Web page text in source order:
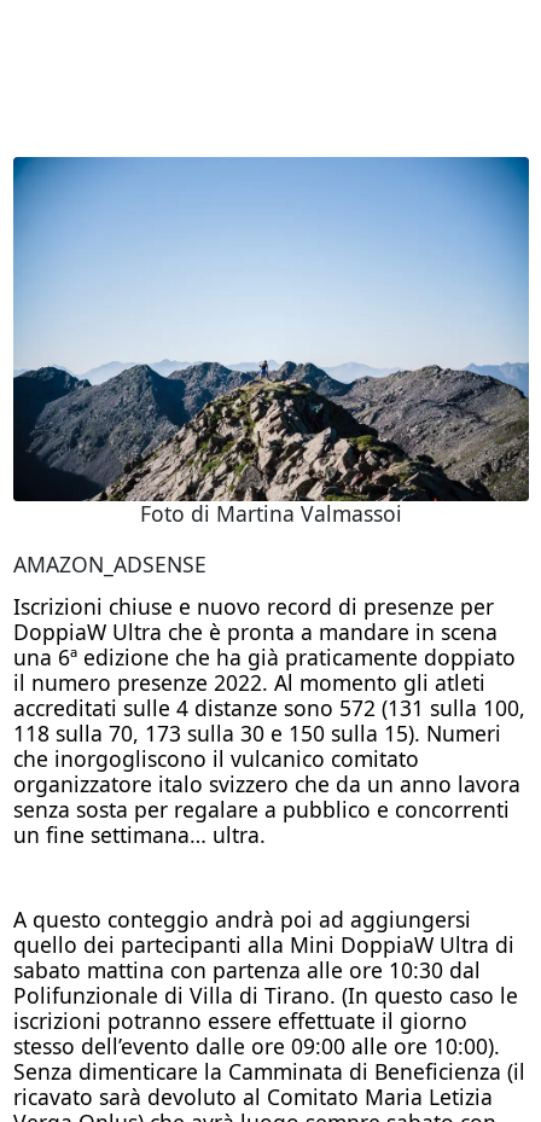
Foto di Martina Valmassoi
AMAZON_ADSENSE
Iscrizioni chiuse e nuovo record di presenze per
DoppiaW Ultra che è pronta a mandare in scena
una 6ª edizione che ha già praticamente doppiato
il numero presenze 2022. Al momento gli atleti
accreditati sulle 4 distanze sono 572 (131 sulla 100,
118 sulla 70, 173 sulla 30 e 150 sulla 15). Numeri
che inorgogliscono il vulcanico comitato
organizzatore italo svizzero che da un anno lavora
senza sosta per regalare a pubblico e concorrenti
un fine settimana… ultra.
A questo conteggio andrà poi ad aggiungersi
quello dei partecipanti alla Mini DoppiaW Ultra di
sabato mattina con partenza alle ore 10:30 dal
Polifunzionale di Villa di Tirano. (In questo caso le
iscrizioni potranno essere effettuate il giorno
stesso dell’evento dalle ore 09:00 alle ore 10:00).
Senza dimenticare la Camminata di Beneficienza (il
ricavato sarà devoluto al Comitato Maria Letizia